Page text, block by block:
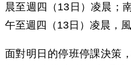
晨至週四（13日）凌晨；
午至週四（13日）凌晨，風
面對明日的停班停課決策